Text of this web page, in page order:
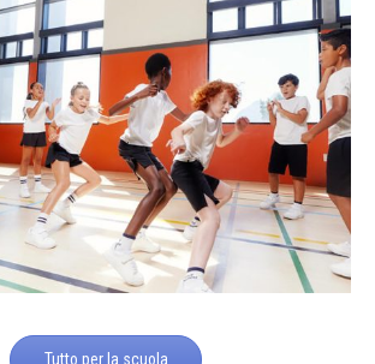
Tutto per la scuola